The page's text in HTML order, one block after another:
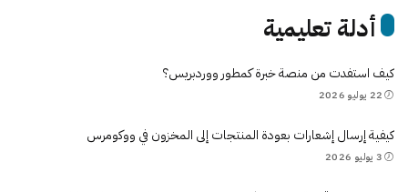
أدلة تعليمية
كيف استفدت من منصة خبرة كمطور ووردبريس؟
22 يوليو 2026
كيفية إرسال إشعارات بعودة المنتجات إلى المخزون في ووكومرس
3 يوليو 2026